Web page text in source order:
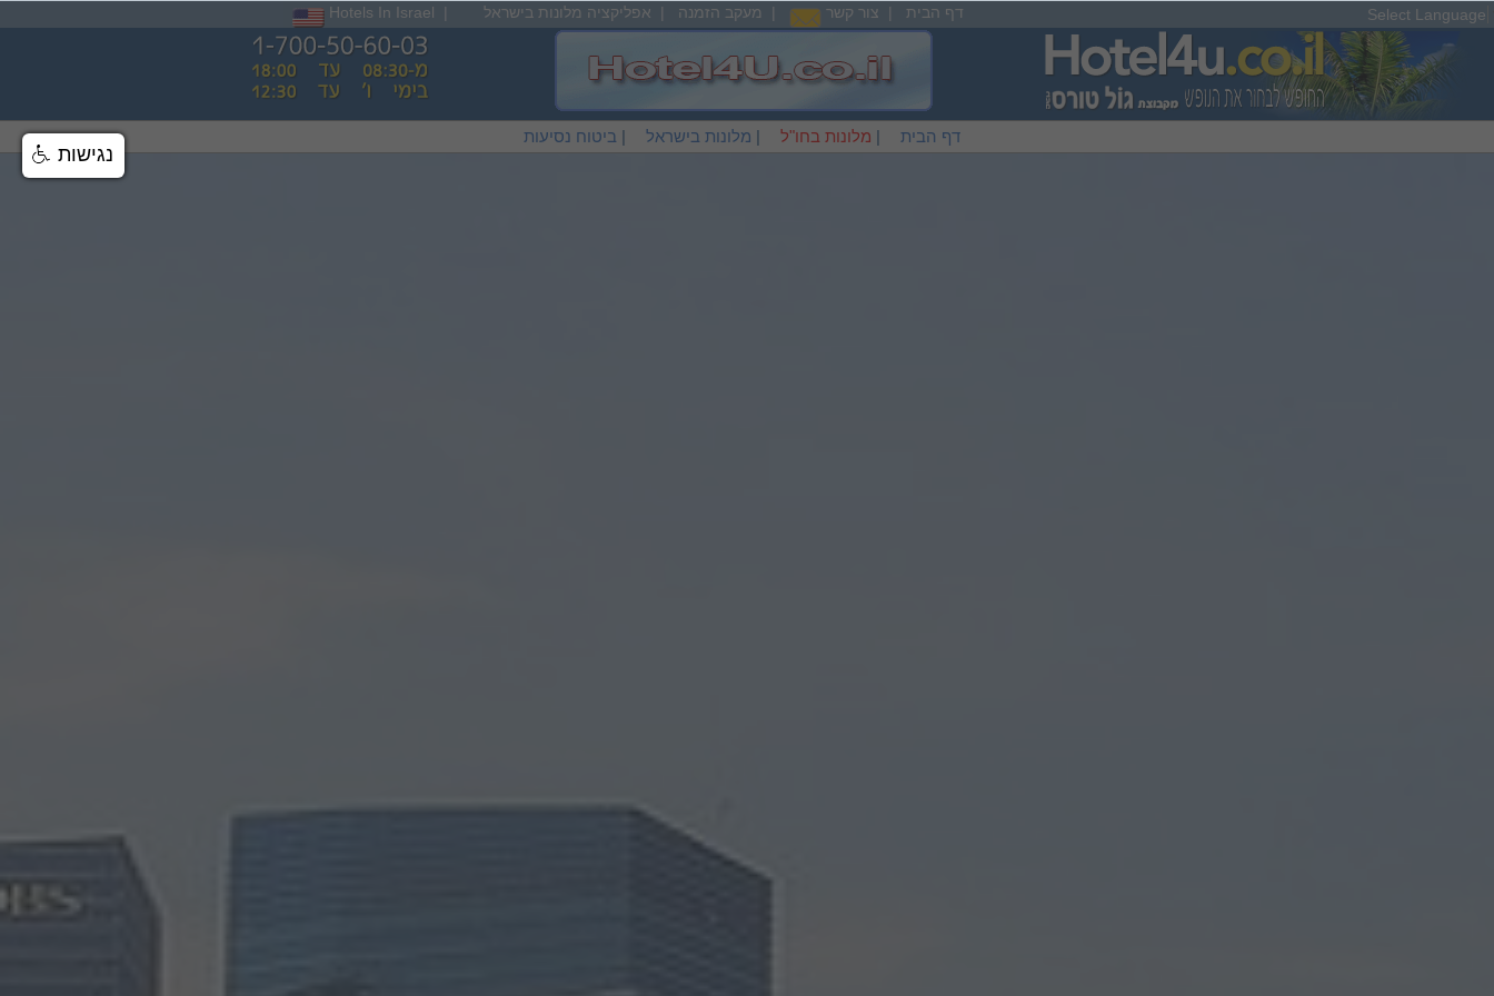
Hotels In Israel | אפליקציה מלונות בישראל | מעקב הזמנה | צור קשר | דף הבית Select Language
ביטוח נסיעות | מלונות בישראל | מלונות בחו"ל | דף הבית
נגישות